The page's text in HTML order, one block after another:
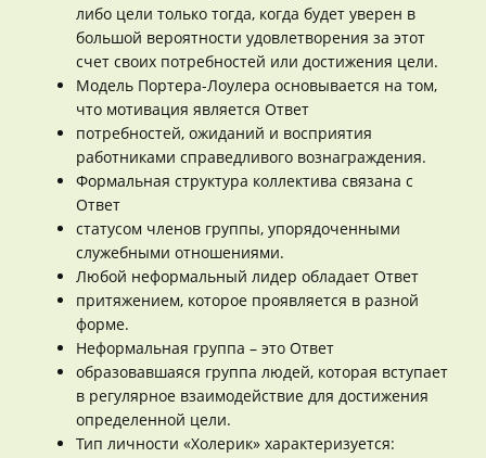
либо цели только тогда, когда будет уверен в
большой вероятности удовлетворения за этот
счет своих потребностей или достижения цели.
Модель Портера-Лоулера основывается на том,
что мотивация является Ответ
потребностей, ожиданий и восприятия
работниками справедливого вознаграждения.
Формальная структура коллектива связана с
Ответ
статусом членов группы, упорядоченными
служебными отношениями.
Любой неформальный лидер обладает Ответ
притяжением, которое проявляется в разной
форме.
Неформальная группа – это Ответ
образовавшаяся группа людей, которая вступает
в регулярное взаимодействие для достижения
определенной цели.
Тип личности «Холерик» характеризуется: